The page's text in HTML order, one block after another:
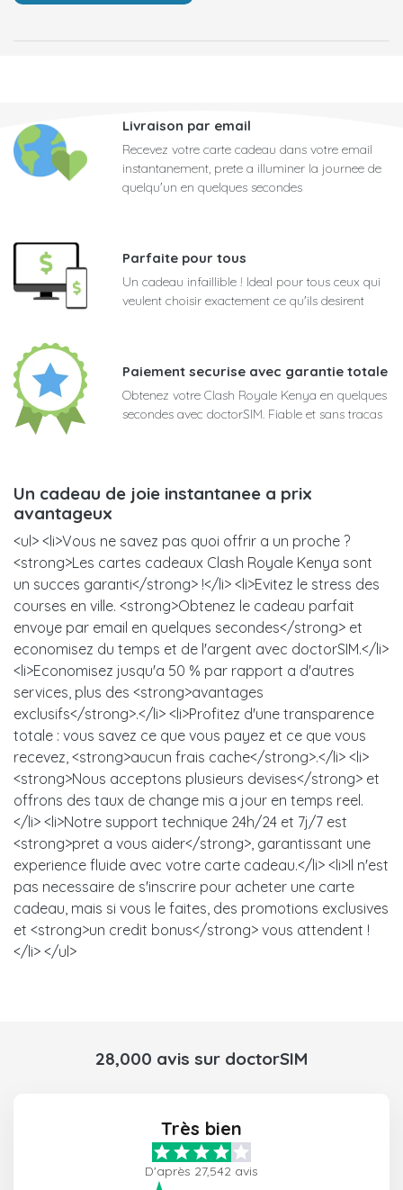
Livraison par email
Recevez votre carte cadeau dans votre email
instantanement, prete a illuminer la journee de
quelqu'un en quelques secondes
Parfaite pour tous
Un cadeau infaillible ! Ideal pour tous ceux qui
veulent choisir exactement ce qu'ils desirent
Paiement securise avec garantie totale
Obtenez votre Clash Royale Kenya en quelques
secondes avec doctorSIM. Fiable et sans tracas
Un cadeau de joie instantanee a prix
avantageux
<ul> <li>Vous ne savez pas quoi offrir a un proche ?
<strong>Les cartes cadeaux Clash Royale Kenya sont
un succes garanti</strong> !</li> <li>Evitez le stress des
courses en ville. <strong>Obtenez le cadeau parfait
envoye par email en quelques secondes</strong> et
economisez du temps et de l'argent avec doctorSIM.</li>
<li>Economisez jusqu'a 50 % par rapport a d'autres
services, plus des <strong>avantages
exclusifs</strong>.</li> <li>Profitez d'une transparence
totale : vous savez ce que vous payez et ce que vous
recevez, <strong>aucun frais cache</strong>.</li> <li>
<strong>Nous acceptons plusieurs devises</strong> et
offrons des taux de change mis a jour en temps reel.
</li> <li>Notre support technique 24h/24 et 7j/7 est
<strong>pret a vous aider</strong>, garantissant une
experience fluide avec votre carte cadeau.</li> <li>Il n'est
pas necessaire de s'inscrire pour acheter une carte
cadeau, mais si vous le faites, des promotions exclusives
et <strong>un credit bonus</strong> vous attendent !
</li> </ul>
28,000 avis sur doctorSIM
Très bien
D'après 27,542 avis